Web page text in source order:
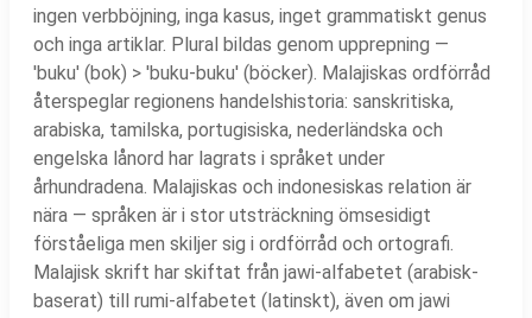
ingen verbböjning, inga kasus, inget grammatiskt genus
och inga artiklar. Plural bildas genom upprepning —
'buku' (bok) > 'buku-buku' (böcker). Malajiskas ordförråd
återspeglar regionens handelshistoria: sanskritiska,
arabiska, tamilska, portugisiska, nederländska och
engelska lånord har lagrats i språket under
århundradena. Malajiskas och indonesiskas relation är
nära — språken är i stor utsträckning ömsesidigt
förståeliga men skiljer sig i ordförråd och ortografi.
Malajisk skrift har skiftat från jawi-alfabetet (arabisk-
baserat) till rumi-alfabetet (latinskt), även om jawi